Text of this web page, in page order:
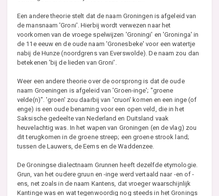
Een andere theorie stelt dat de naam Groningen is afgeleid van
de mansnaam 'Groni'. Hierbij wordt verwezen naar het
voorkomen van de vroege spelwijzen 'Groningi' en 'Groninga' in
de 11e eeuw en de oude naam 'Gronesbeke' voor een watertje
nabij de Hunze (noordgrens van Everswolde). De naam zou dan
betekenen 'bij de lieden van Groni'.
Weer een andere theorie over de oorsprong is dat de oude
naam Groeningen is afgeleid van 'Groen-inge'; "groene
velde(n)". 'groen' zou daarbij van 'cruon' komen en een inge (of
enge) is een oude benaming voor een open veld, die in het
Saksische gedeelte van Nederland en Duitsland vaak
heuvelachtig was. In het wapen van Groningen (en de vlag) zou
dit terugkomen in de groene streep; een groene strook land;
tussen de Lauwers, de Eems en de Waddenzee.
De Groningse dialectnaam Grunnen heeft dezelfde etymologie.
Grun, van het oudere gruun en -inge werd vertaald naar -en of -
ens, net zoals in de naam Kantens, dat vroeger waarschijnlijk
Kantinge was en wat tegenwoordig nog steeds in het Gronings